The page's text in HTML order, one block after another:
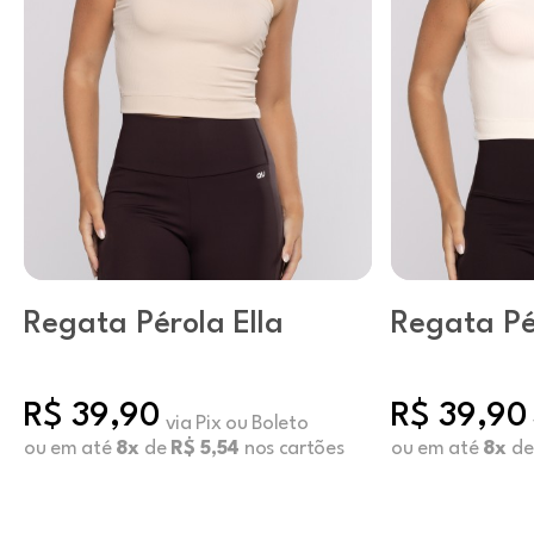
Regata Pérola Ella
R$ 39,90 via Pix ou Boleto
ou em até 8x de R$ 5,54 nos cartões
Regata
R$ 39,90
ou em até 8x